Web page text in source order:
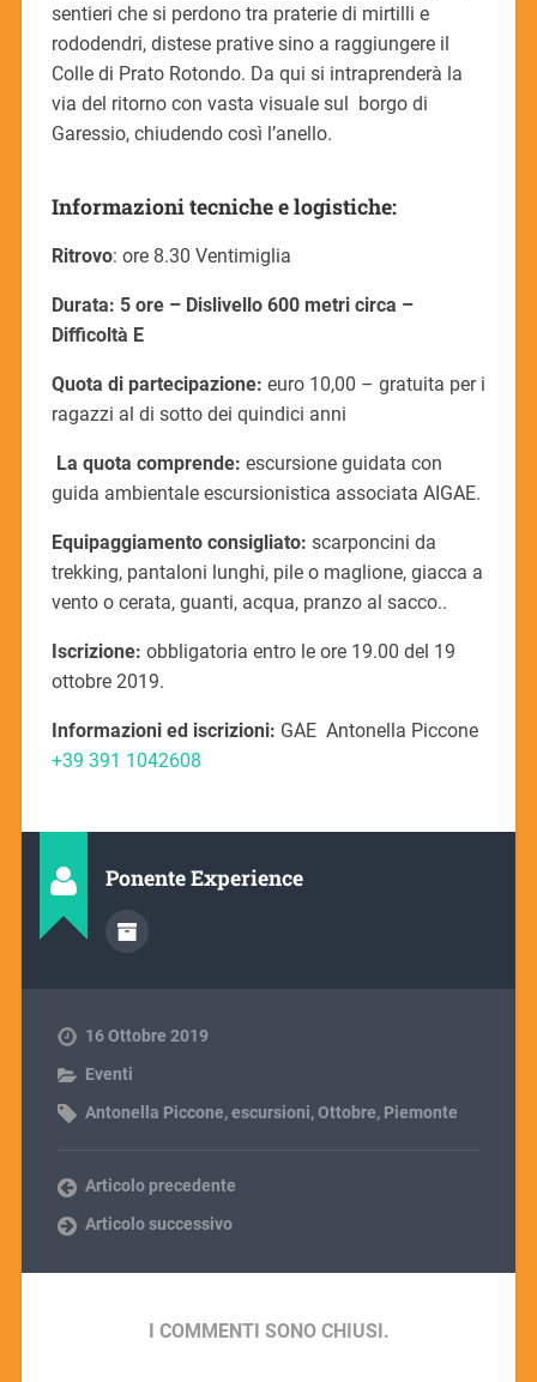
sentieri che si perdono tra praterie di mirtilli e
rododendri, distese prative sino a raggiungere il
Colle di Prato Rotondo. Da qui si intraprenderà la
via del ritorno con vasta visuale sul borgo di
Garessio, chiudendo così l’anello.
Informazioni tecniche e logistiche:
Ritrovo: ore 8.30 Ventimiglia
Durata: 5 ore – Dislivello 600 metri circa –
Difficoltà E
Quota di partecipazione: euro 10,00 – gratuita per i
ragazzi al di sotto dei quindici anni
La quota comprende: escursione guidata con
guida ambientale escursionistica associata AIGAE.
Equipaggiamento consigliato: scarponcini da
trekking, pantaloni lunghi, pile o maglione, giacca a
vento o cerata, guanti, acqua, pranzo al sacco..
Iscrizione: obbligatoria entro le ore 19.00 del 19
ottobre 2019.
Informazioni ed iscrizioni: GAE Antonella Piccone
+39 391 1042608
Ponente Experience
16 Ottobre 2019
Eventi
Antonella Piccone,escursioni,Ottobre, Piemonte
Articolo precedente
Articolo successivo
I COMMENTI SONO CHIUSI.